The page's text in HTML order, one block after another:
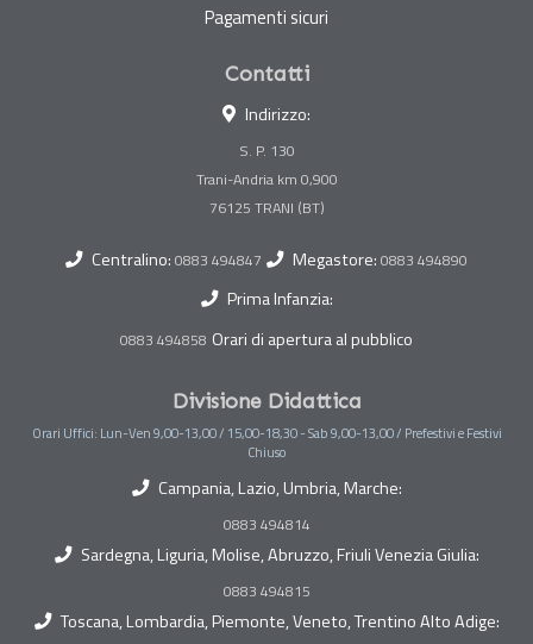
Pagamenti sicuri
Contatti
Indirizzo:
S. P. 130
Trani-Andria km 0,900
Centralino: 0883 494847 Megastore: 0883 494890
Prima Infanzia:
0883 494858 Orari di apertura al pubblico
Divisione Didattica
Orari Uffici: Lun-Ven 9,00-13,00 / 15,00-18,30 - Sab 9,00-13,00 / Prefestivi e Festivi
Chiuso
Campania, Lazio, Umbria, Marche:
0883 494814
Sardegna, Liguria, Molise, Abruzzo, Friuli Venezia Giulia:
0883 494815
Toscana, Lombardia, Piemonte, Veneto, Trentino Alto Adige: